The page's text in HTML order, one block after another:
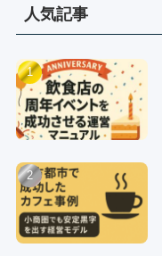
人気記事